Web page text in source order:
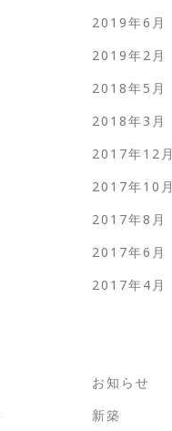
2019年6月
2019年2月
2018年5月
2018年3月
2017年12月
2017年10月
2017年8月
2017年6月
2017年4月
お知らせ
新築